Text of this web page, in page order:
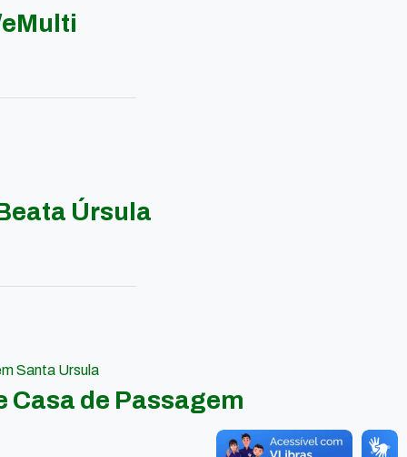
Úrsula
Santa Ursula
de Passagem